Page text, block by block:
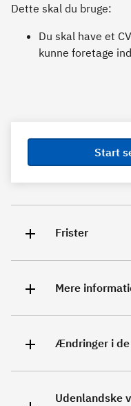
Dette skal du bruge:
Du skal have et
kunne foretage
Start
Frister
Mere
Ændringer i
Udenlandske